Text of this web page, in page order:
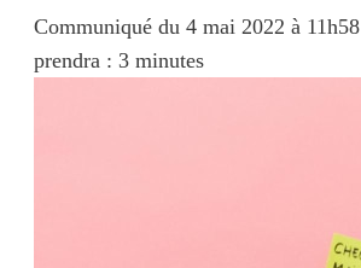
Communiqué du 4 mai 2022 à 11h58
prendra : 3 minutes